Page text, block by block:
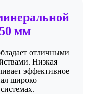
мм
отличными
Низкая
эффективное
широко